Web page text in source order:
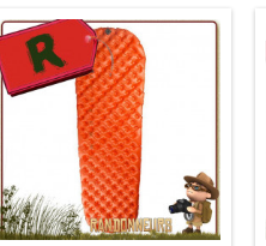
confortable avec 5 cm
d'épaisseur une fois gonflé.
Le plus léger des matelas
Sea To Summit